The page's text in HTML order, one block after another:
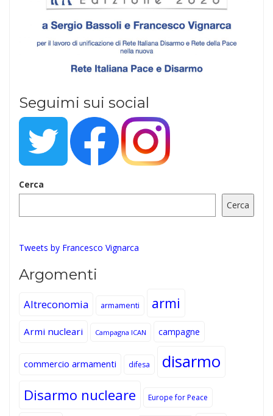
Seguimi sui social
Cerca
Cerca
Tweets by Francesco Vignarca
Argomenti
Altreconomia armamenti armi
Armi nucleari Campagna ICAN campagne
commercio armamenti difesa disarmo
Disarmo nucleare Europe for Peace